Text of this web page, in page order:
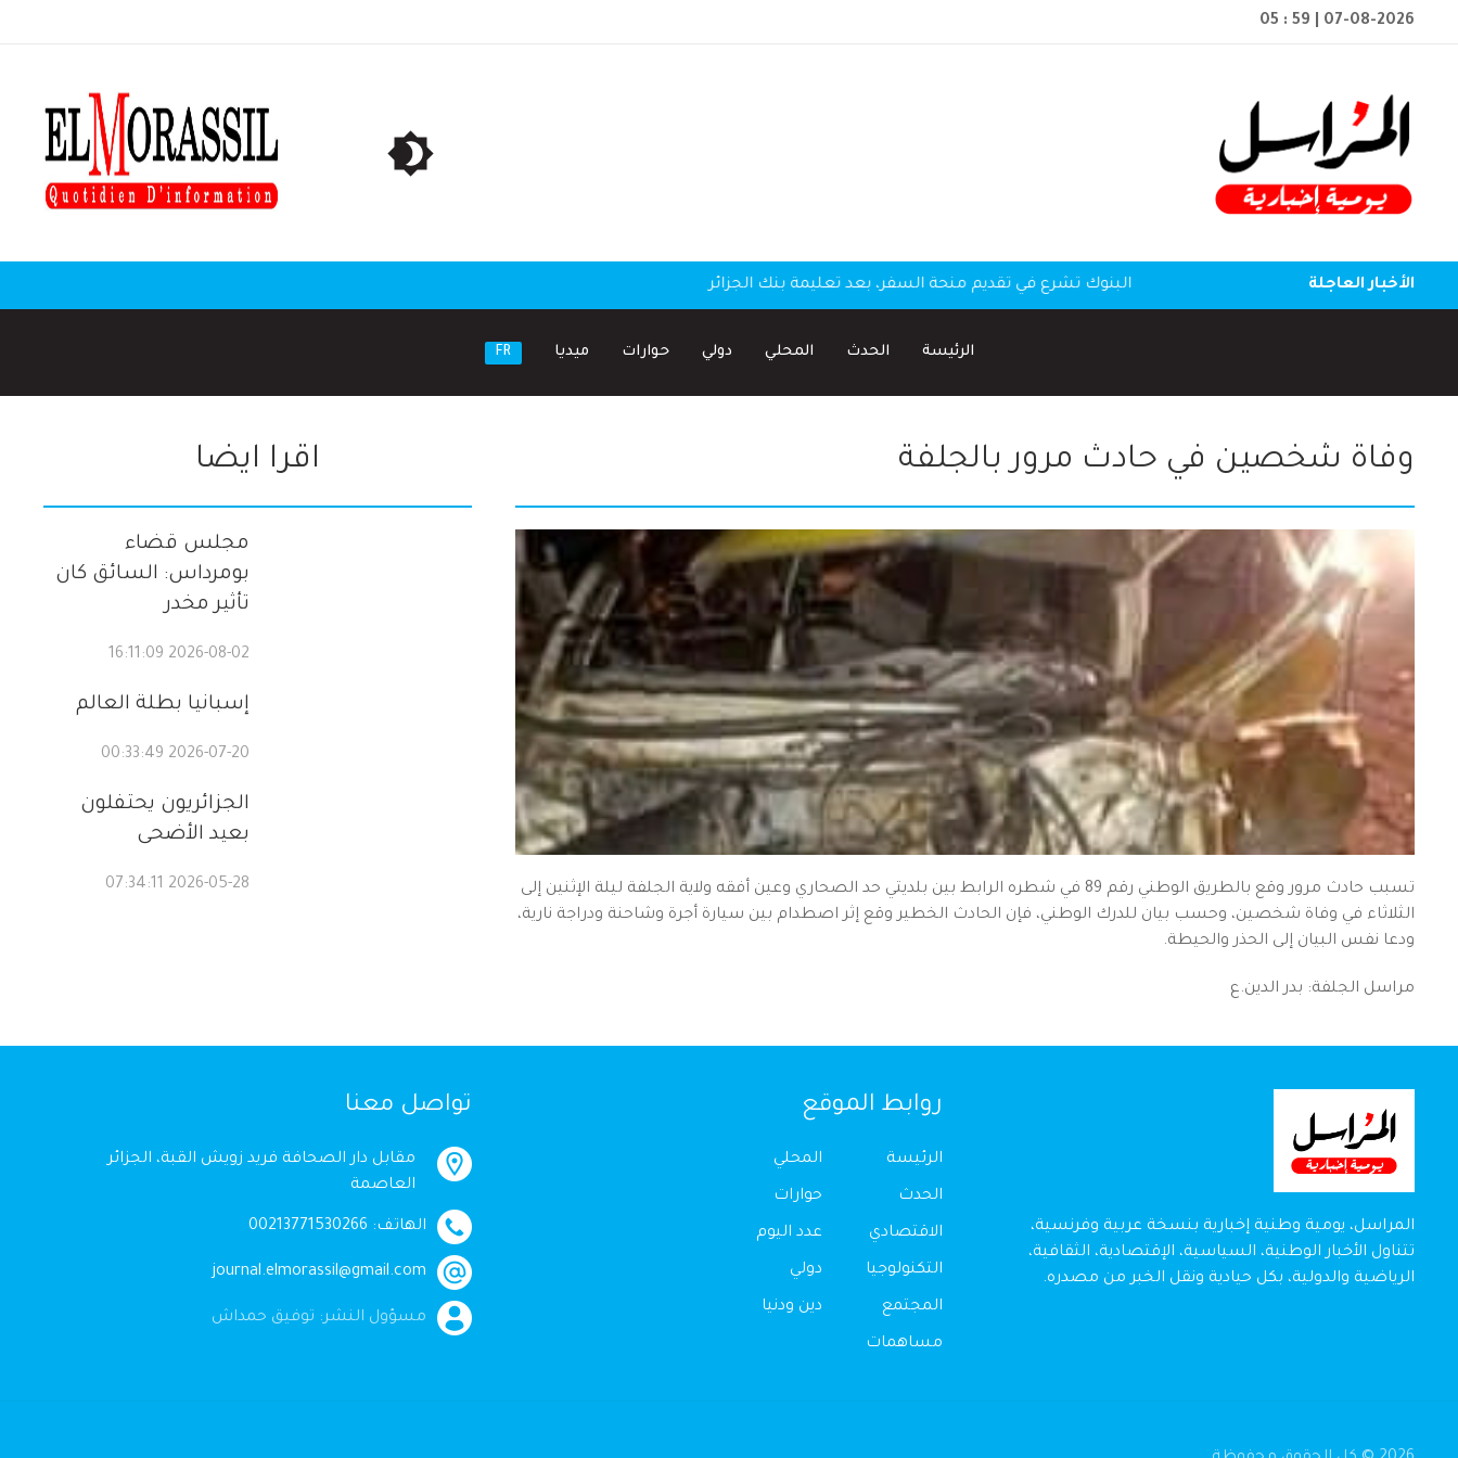
05 : 59 | 07-08-2026
الأخبار العاجلة البنوك تشرع في تقديم منحة السفر، بعد تعليمة بنك الجزائر
الرئيسة الحدث المحلي دولي حوارات ميديا FR
وفاة شخصين في حادث مرور بالجلفة
تسبب حادث مرور وقع بالطريق الوطني رقم 89 في شطره الرابط بين بلديتي حد الصحاري وعين أفقه ولاية الجلفة ليلة الإثنين إلى
الثلاثاء في وفاة شخصين، وحسب بيان للدرك الوطني، فإن الحادث الخطير وقع إثر اصطدام بين سيارة أجرة وشاحنة ودراجة نارية،
ودعا نفس البيان إلى الحذر والحيطة.
مراسل الجلفة: بدر الدين.ع
اقرا ايضا
مجلس قضاء
بومرداس: السائق كان
تأثير مخدر
2026-08-02 16:11:09
إسبانيا بطلة العالم
2026-07-20 00:33:49
الجزائريون يحتفلون
بعيد الأضحى
2026-05-28 07:34:11
المراسل، يومية وطنية إخبارية بنسخة عربية وفرنسية،
تتناول الأخبار الوطنية، السياسية، الإقتصادية، الثقافية،
الرياضية والدولية، بكل حيادية ونقل الخبر من مصدره.
روابط الموقع
الرئيسة
الحدث
الاقتصادي
التكنولوجيا
المجتمع
مساهمات
المحلي
حوارات
عدد اليوم
دولي
دين ودنيا
تواصل معنا
مقابل دار الصحافة فريد زويش القبة، الجزائر
العاصمة
الهاتف: 00213771530266
journal.elmorassil@gmail.com
مسؤول النشر: توفيق حمداش